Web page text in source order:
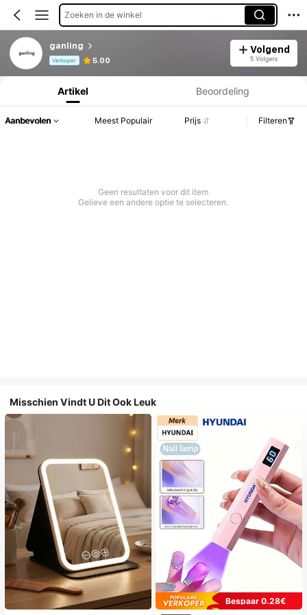
Zoeken in de winkel
ganling
Verkoper 5.00
Volgend
5 Volgers
Productinformatie: Prijsopenbaring, Verkoop- en Voorraadgegevens.
Artikel Beoordeling
Aanbevolen Meest Populair Prijs Filteren
Geen resultaten voor dit item
Gelieve een andere optie te selecteren.
Misschien Vindt U Dit Ook Leuk
Bespaar 0.28€